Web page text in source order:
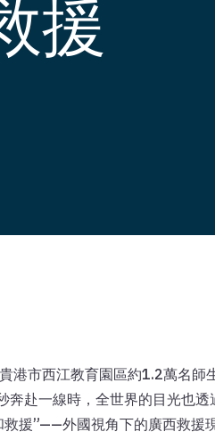
援
港市西江教育園區約1.2萬名師
赴一線時，全世界的目光也透
援”——外國視角下的廣西救援